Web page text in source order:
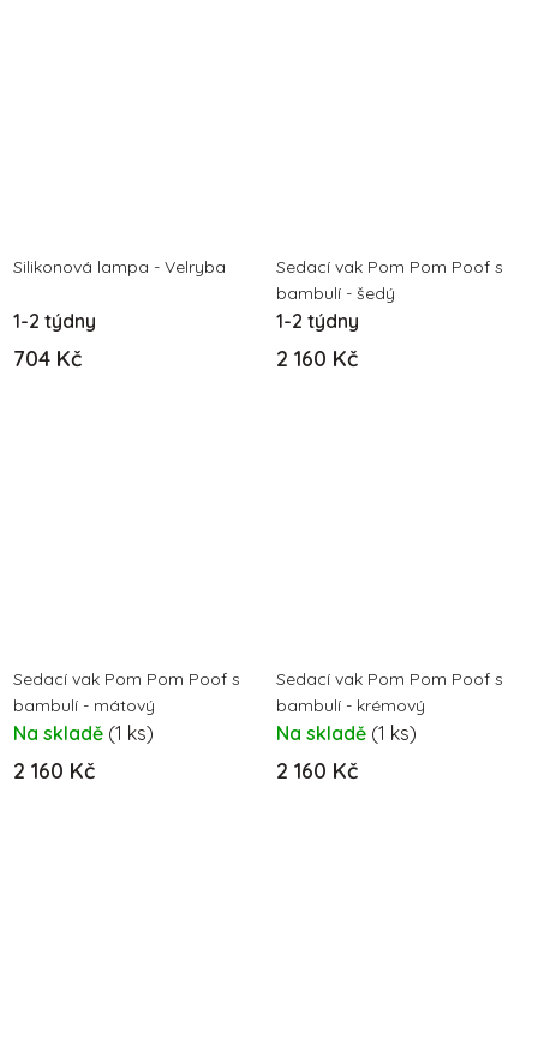
Silikonová lampa - Velryba
1-2 týdny
704 Kč
Sedací vak Pom Pom Poof s
bambulí - šedý
1-2 týdny
2 160 Kč
Sedací vak Pom Pom Poof s
bambulí - mátový
Na skladě (1 ks)
2 160 Kč
Sedací vak Pom Pom Poof s
bambulí - krémový
Na skladě (1 ks)
2 160 Kč